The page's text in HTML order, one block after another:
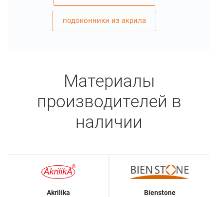
подоконники из акрила
Материалы
производителей в
наличии
Akrilika Bienstone